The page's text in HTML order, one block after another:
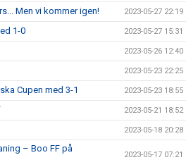
Men vi kommer igen! 2023-05-27 22:19
1-0 2023-05-27 15:31
2023-05-26 12:40
2023-05-23 22:25
Cupen med 3-1 2023-05-23 18:55
2023-05-21 18:52
2023-05-18 20:28
– Boo FF på
2023-05-17 07:21